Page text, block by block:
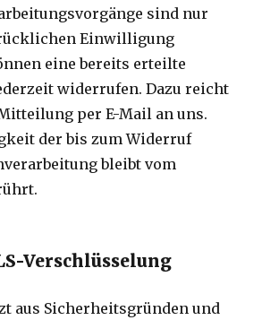
sind nur
Einwilligung
eine bereits erteilte
widerrufen. Dazu reicht
per E-Mail an uns.
der bis zum Widerruf
bleibt vom
Verschlüsselung
aus Sicherheitsgründen und